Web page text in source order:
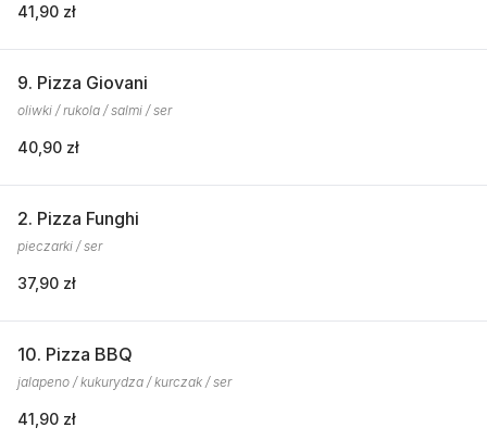
41,90 zł
9. Pizza Giovani
oliwki / rukola / salmi / ser
40,90 zł
2. Pizza Funghi
pieczarki / ser
37,90 zł
10. Pizza BBQ
jalapeno / kukurydza / kurczak / ser
41,90 zł